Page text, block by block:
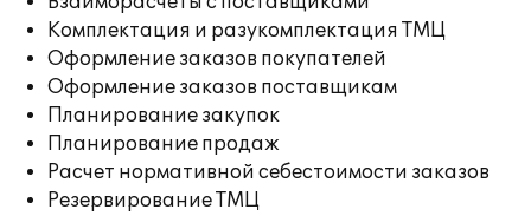
Комплектация и разукомплектация ТМЦ
Оформление заказов покупателей
Оформление заказов поставщикам
Планирование закупок
Планирование продаж
Расчет нормативной себестоимости заказов
Резервирование ТМЦ